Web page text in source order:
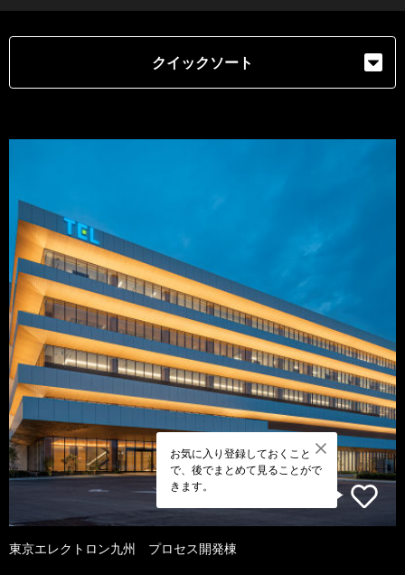
クイックソート
お気に入り登録しておくこと
で、後でまとめて見ることがで
きます。
東京エレクトロン九州 プロセス開発棟